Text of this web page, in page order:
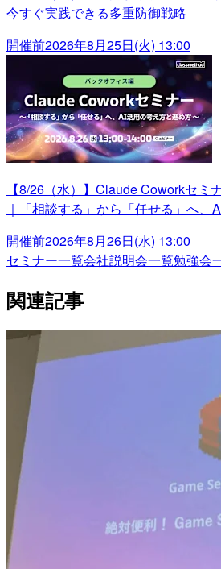
今すぐ実践できる多重防御戦略
開催前2026年8月25日(火) 13:00
【8/26（水）】Claude Coworkセミ
｜「相談する」から「任せる」へ、
開催前2026年8月26日(水) 13:00
セミナー一覧会社説明会一覧勉強会
関連記事